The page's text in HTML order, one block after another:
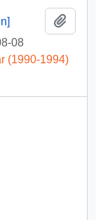
08
(1990-1994)